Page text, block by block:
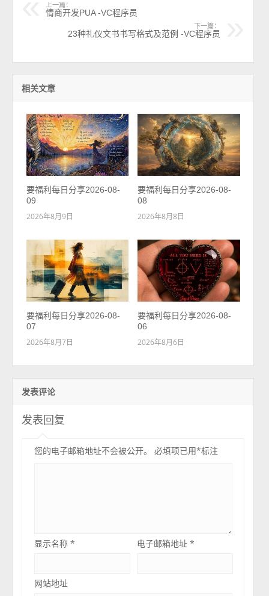
上一篇：
情商开发PUA -VC程序员
下一篇：
23种礼仪文书书写格式及范例 -VC程序员
相关文章
要福利每日分享2026-08-
09
2026年8月9日
要福利每日分享2026-08-
08
2026年8月8日
要福利每日分享2026-08-
07
2026年8月7日
要福利每日分享2026-08-
06
2026年8月6日
发表评论
发表回复
您的电子邮箱地址不会被公开。 必填项已用*标注
显示名称* 电子邮箱地址*
网站地址